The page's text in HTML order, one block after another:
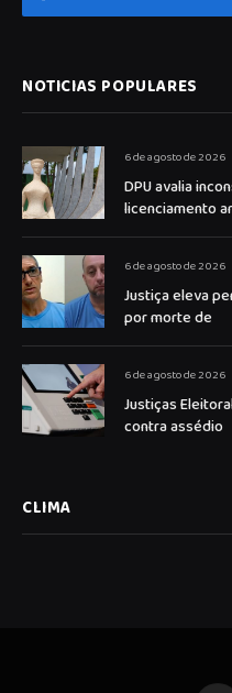
NOTICIAS POPULARES
6 de agosto de 2026
DPU avalia
licenciamento
6 de agosto de 2026
Justiça eleva
por morte de
6 de agosto de 2026
Justiças
contra assédio
CLIMA